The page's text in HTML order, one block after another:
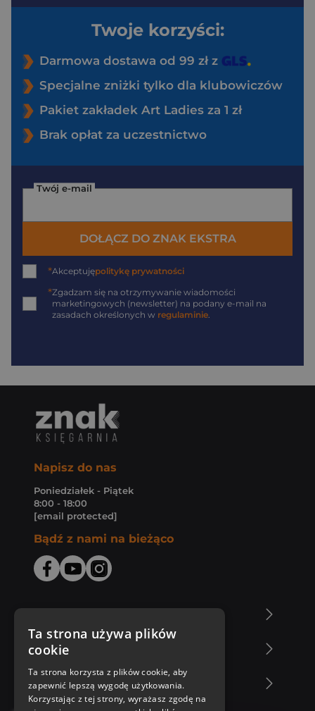
Twoje korzyści:
Darmowa dostawa od 99 zł z
Specjalne zniżki tylko dla klubowiczów
Pakiet zakładek Art Ladies za 1 zł
Brak opłat za uczestnictwo
Twój e-mail
DOŁĄCZ DO ZNAK EKSTRA
*Akceptujępolitykę prywatności
*Zgadzam się na otrzymywanie wiadomości
marketingowych (newsletter) na podany e-mail na
zasadach określonych w regulaminie
Napisz do nas
Poniedziałek - Piątek
8:00 - 18:00
[email protected]
Bądź z nami na bieżąco
Zakupy u nas
Nasza oferta
Ta strona używa plików
cookie
Ta strona korzysta z plików cookie, aby
zapewnić lepszą wygodę użytkowania.
Korzystając z tej strony, wyrażasz zgodę na